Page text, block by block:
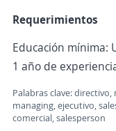
Requerimientos
Educación mínima:
1 año de
Palabras clave:
managing, ejecutivo,
comercial, salesperson